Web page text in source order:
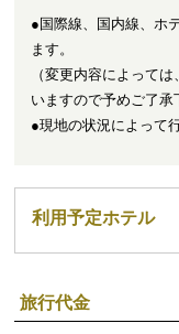
●国際線、国内線、ホ
ます。
（変更内容によって
いますので予めご了承
●現地の状況によって
利用予定ホテル
旅行代金